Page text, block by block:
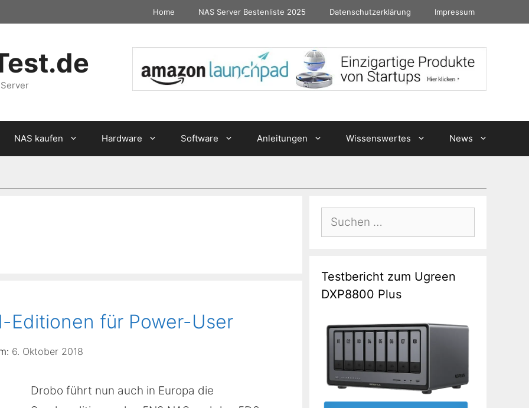
Home NAS Server Bestenliste 2025 Datenschutzerklärung Impressum
NAS kaufen Hardware Software Anleitungen Wissenswertes News
Editionen für Power-User
6. Oktober 2018
Drobo führt nun auch in Europa die
Suchen
nach:
Testbericht zum Ugreen
DXP8800 Plus